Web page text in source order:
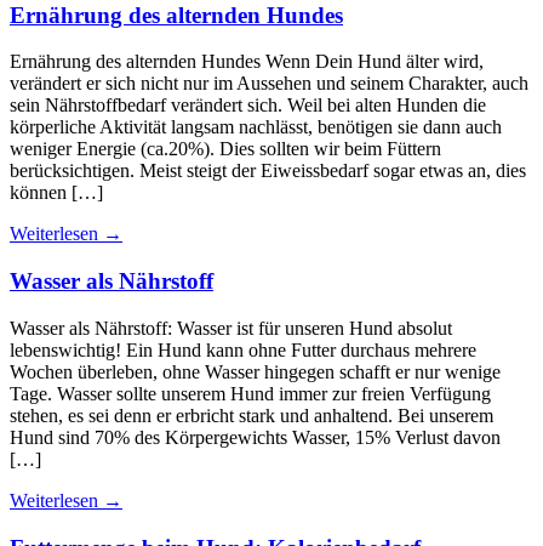
Ernährung des alternden Hundes
Ernährung des alternden Hundes Wenn Dein Hund älter wird,
verändert er sich nicht nur im Aussehen und seinem Charakter, auch
sein Nährstoffbedarf verändert sich. Weil bei alten Hunden die
körperliche Aktivität langsam nachlässt, benötigen sie dann auch
weniger Energie (ca.20%). Dies sollten wir beim Füttern
berücksichtigen. Meist steigt der Eiweissbedarf sogar etwas an, dies
können […]
Weiterlesen →
Wasser als Nährstoff
Wasser als Nährstoff: Wasser ist für unseren Hund absolut
lebenswichtig! Ein Hund kann ohne Futter durchaus mehrere
Wochen überleben, ohne Wasser hingegen schafft er nur wenige
Tage. Wasser sollte unserem Hund immer zur freien Verfügung
stehen, es sei denn er erbricht stark und anhaltend. Bei unserem
Hund sind 70% des Körpergewichts Wasser, 15% Verlust davon
[…]
Weiterlesen →